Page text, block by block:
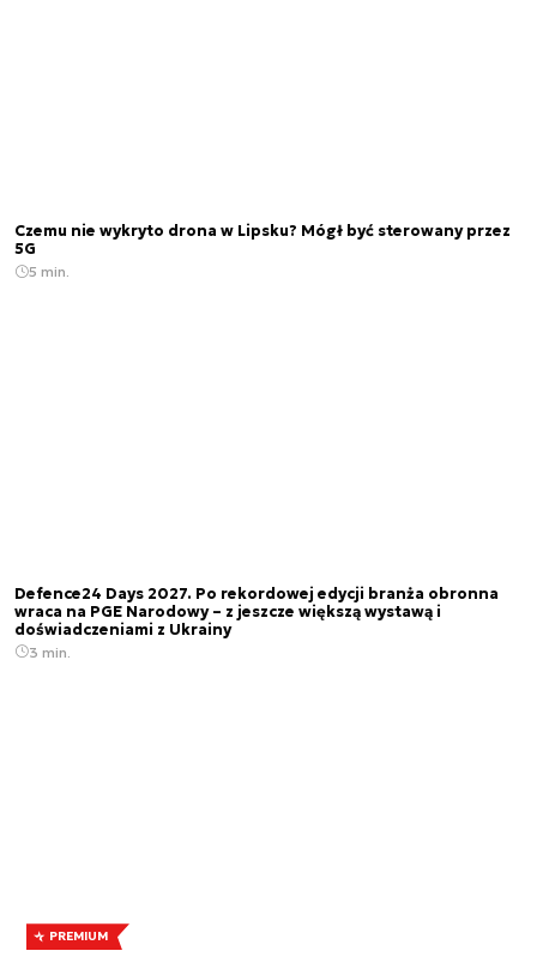
Czemu nie wykryto drona w Lipsku? Mógł być sterowany przez
5G
5 min.
Defence24 Days 2027. Po rekordowej edycji branża obronna
wraca na PGE Narodowy – z jeszcze większą wystawą i
doświadczeniami z Ukrainy
3 min.
PREMIUM